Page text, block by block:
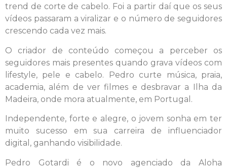
trend de corte de cabelo. Foi a partir daí que os seus
vídeos passaram a viralizar e o número de seguidores
crescendo cada vez mais.
O criador de conteúdo começou a perceber os
seguidores mais presentes quando grava vídeos com
lifestyle, pele e cabelo. Pedro curte música, praia,
academia, além de ver filmes e desbravar a Ilha da
Madeira, onde mora atualmente, em Portugal.
Independente, forte e alegre, o jovem sonha em ter
muito sucesso em sua carreira de influenciador
digital, ganhando visibilidade.
Pedro Gotardi é o novo agenciado da Aloha